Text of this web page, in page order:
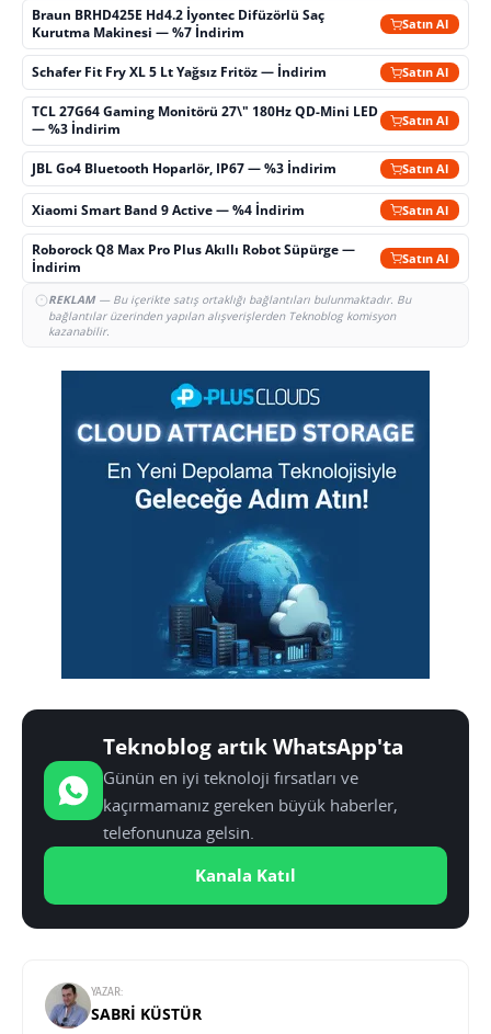
Braun BRHD425E Hd4.2 İyontec Difüzörlü Saç
Kurutma Makinesi — %7 İndirim
Satın Al
Schafer Fit Fry XL 5 Lt Yağsız Fritöz — İndirim Satın Al
TCL 27G64 Gaming Monitörü 27\" 180Hz QD-Mini LED
— %3 İndirim
Satın Al
JBL Go4 Bluetooth Hoparlör, IP67 — %3 İndirim Satın Al
Xiaomi Smart Band 9 Active — %4 İndirim Satın Al
Roborock Q8 Max Pro Plus Akıllı Robot Süpürge —
İndirim
Satın Al
REKLAM— Bu içerikte satış ortaklığı bağlantıları bulunmaktadır. Bu
bağlantılar üzerinden yapılan alışverişlerden Teknoblog komisyon
kazanabilir.
Teknoblog artık WhatsApp'ta
Günün en iyi teknoloji fırsatları ve
kaçırmamanız gereken büyük haberler,
telefonunuza gelsin.
Kanala Katıl
YAZAR:
SABRI KÜSTÜR